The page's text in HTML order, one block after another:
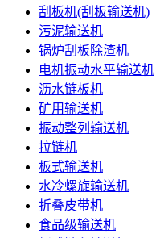
刮板机(刮板输送机)
污泥输送机
锅炉刮板除渣机
电机振动水平输送机
沥水链板机
矿用输送机
振动整列输送机
拉链机
板式输送机
水冷螺旋输送机
折叠皮带机
食品级输送机